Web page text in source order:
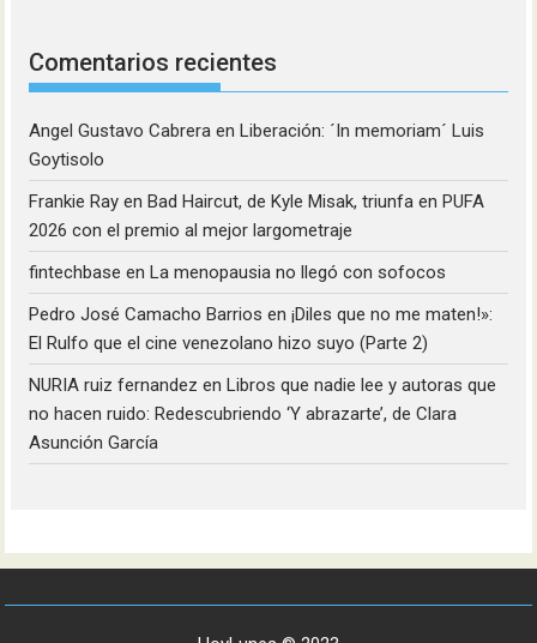
Comentarios recientes
Angel Gustavo Cabrera enLiberación: ´In memoriam´ Luis
Goytisolo
Frankie Ray enBad Haircut, de Kyle Misak, triunfa en PUFA
2026 con el premio al mejor largometraje
fintechbase enLa menopausia no llegó con sofocos
Pedro José Camacho Barrios en¡Diles que no me maten!»:
El Rulfo que el cine venezolano hizo suyo (Parte 2)
NURIA ruiz fernandez enLibros que nadie lee y autoras que
no hacen ruido: Redescubriendo ‘Y abrazarte’, de Clara
Asunción García